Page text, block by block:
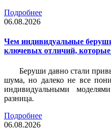
Подробнее
06.08.2026
Чем индивидуальные
ключевых отличий,
Беруши давно стали
шума, но далеко не все
индивидуальными
разница.
Подробнее
06.08.2026